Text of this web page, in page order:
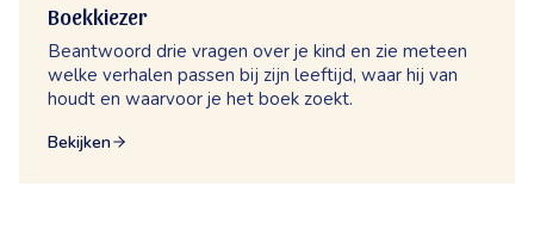
Boekkiezer
Beantwoord drie vragen over je kind en zie meteen
welke verhalen passen bij zijn leeftijd, waar hij van
houdt en waarvoor je het boek zoekt.
Bekijken